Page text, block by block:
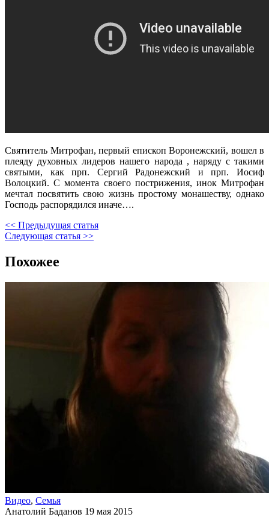
Святитель Митрофан, первый епископ Воронежский, вошел в
плеяду духовных лидеров нашего народа , наряду с такими
святыми, как прп. Сергий Радонежский и прп. Иосиф
Волоцкий. С момента своего пострижения, инок Митрофан
мечтал посвятить свою жизнь простому монашеству, однако
Господь распорядился иначе….
<< Предыдущая статья
Следующая статья >>
Похожее
Видео, Семья
Анатолий Баданов 19 мая 2015